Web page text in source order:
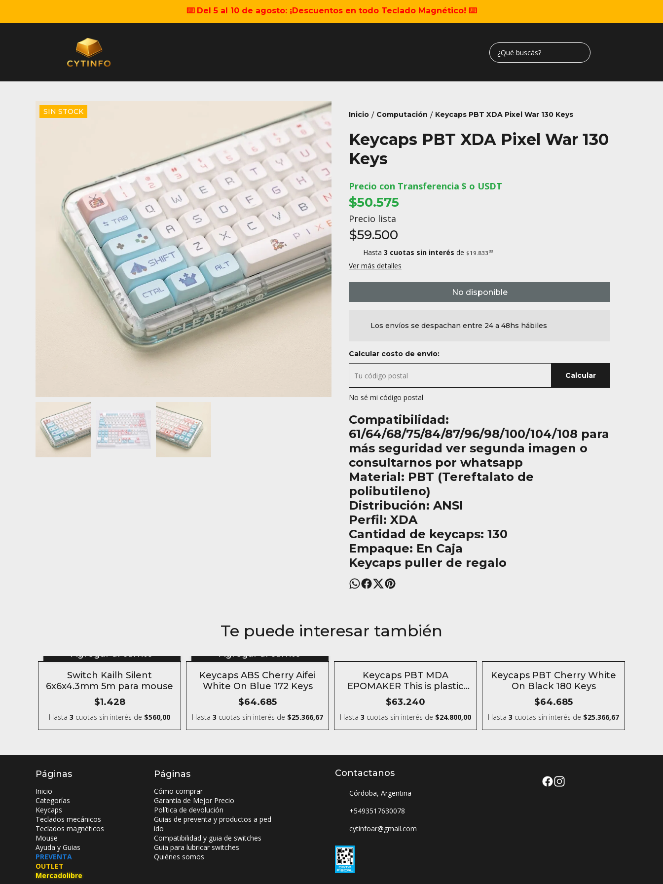
⌨️ Del 5 al 10 de agosto: ¡Descuentos en todo Teclado Magnético! ⌨️
SIN STOCK Inicio / Computación / Keycaps PBT XDA Pixel War 130 Keys
Keycaps PBT XDA Pixel War 130
Keys
Precio con Transferencia $ o USDT
$50.575
Precio lista
$59.500
Hasta 3 cuotas sin interés de $19.833 33
Ver más detalles
No disponible
Los envíos se despachan entre 24 a 48hs hábiles
Calcular costo de envío:
Calcular
No sé mi código postal
Compatibilidad:
61/64/68/75/84/87/96/98/100/104/108 para
más seguridad ver segunda imagen o
consultarnos por whatsapp
Material: PBT (Tereftalato de
polibutileno)
Distribución: ANSI
Perfil: XDA
Cantidad de keycaps: 130
Empaque: En Caja
Keycaps puller de regalo
Te puede interesar también
5% OFF
COMPRANDO 6 O MÁS
Agregar al carrito
Switch Kailh Silent
6x6x4.3mm 5m para mouse
$1.428
Hasta 3 cuotas sin interés de $560,00
Agregar al carrito
Keycaps ABS Cherry Aifei
White On Blue 172 Keys
$64.685
Hasta 3 cuotas sin interés de $25.366,67
SIN STOCKKeycaps PBT MDA
EPOMAKER This is plastic
164 Keys
$63.240
Hasta 3 cuotas sin interés de $24.800,00
SIN STOCK
Keycaps PBT Cherry White
On Black 180 Keys
$64.685
Hasta 3 cuotas sin interés de $25.366,67
Páginas
Inicio
Categorías
Keycaps
Teclados mecánicos
Teclados magnéticos
Mouse
Ayuda y Guias
PREVENTA
OUTLET
Mercadolibre
Páginas
Cómo comprar
Garantía de Mejor Precio
Política de devolución
Guias de preventa y productos a ped
ido
Compatibilidad y guia de switches
Guia para lubricar switches
Quiénes somos
Contactanos
Córdoba, Argentina
+5493517630078
cytinfoar@gmail.com